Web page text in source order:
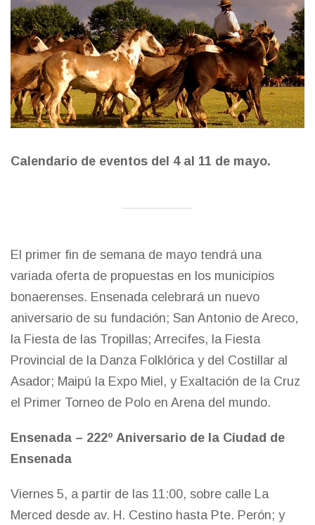
Calendario de eventos del 4 al 11 de mayo.
El primer fin de semana de mayo tendrá una
variada oferta de propuestas en los municipios
bonaerenses. Ensenada celebrará un nuevo
aniversario de su fundación; San Antonio de Areco,
la Fiesta de las Tropillas; Arrecifes, la Fiesta
Provincial de la Danza Folklórica y del Costillar al
Asador; Maipú la Expo Miel, y Exaltación de la Cruz
el Primer Torneo de Polo en Arena del mundo.
Ensenada – 222º Aniversario de la Ciudad de
Ensenada
Viernes 5, a partir de las 11:00, sobre calle La
Merced desde av. H. Cestino hasta Pte. Perón; y